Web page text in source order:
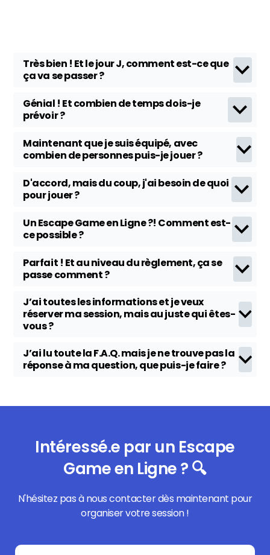
Très bien ! Et le jour J, comment est-ce que
ça va se passer ?
Génial ! Et combien de temps dois-je
prévoir ?
Maintenant que je suis équipé, avec
combien de personnes puis-je jouer ?
D'accord, mais du coup, j'ai besoin de quoi
pour jouer ?
Un Escape Game en Ligne ?! Comment est-
ce possible ?
Parfait ! Et au niveau du règlement, ça se
passe comment ?
J’ai toutes les informations et je veux
réserver ma session, mais au juste qui êtes-
vous ?
J’ai lu toute la F.A.Q. mais je ne trouve pas la
réponse à ma question, que puis-je faire ?
Intéressé.e par un Escape
Game en Ligne ? 🔍
N'hésitez pas à nous contacter dès maintenant pour
organiser votre session !